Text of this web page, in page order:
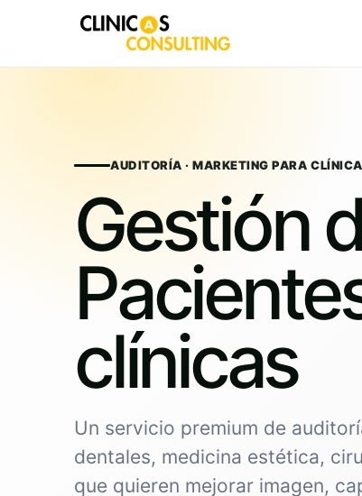
AUDITORÍA · MARKETING PARA
Gestión
clínicas
Un servicio premium de
dentales, medicina estética,
que quieren mejorar imagen,